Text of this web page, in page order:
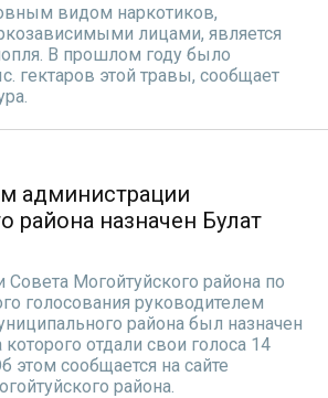
видом наркотиков,
лицами, является
В прошлом году было
гектаров этой травы, сообщает
администрации
района назначен Булат
Совета Могойтуйского района по
голосования руководителем
района был назначен
отдали свои голоса 14
этом сообщается на сайте
района.